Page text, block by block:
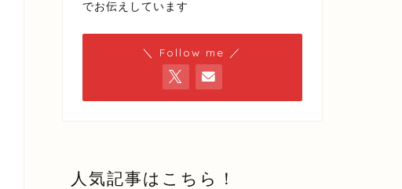
でお伝えしています
＼ Follow me ／
人気記事はこちら！